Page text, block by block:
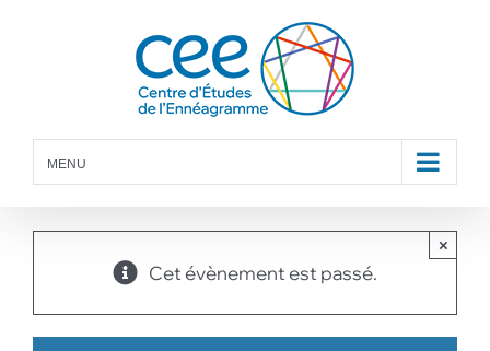
MENU
Cet évènement est passé.
×